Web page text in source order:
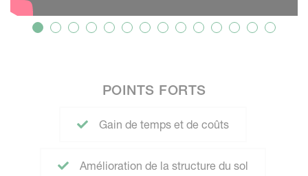
POINTS FORTS
Gain de temps et de coûts
Amélioration de la structure du sol